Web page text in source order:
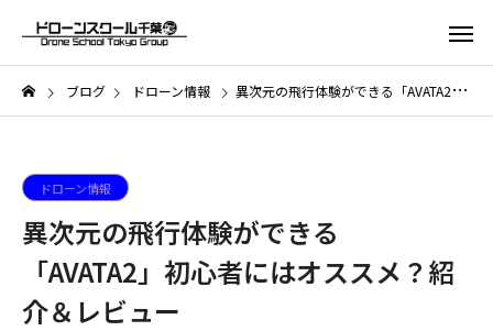
ブログ ドローン情報 異次元の飛行体験ができる「AVATA2」初心者にはオススメ？紹介＆レビュー
ドローン情報
異次元の飛行体験ができる
「AVATA2」初心者にはオススメ？紹
介＆レビュー